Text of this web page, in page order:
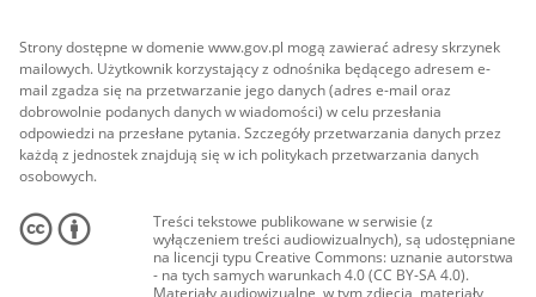
Strony dostępne w domenie www.gov.pl mogą zawierać adresy skrzynek
mailowych. Użytkownik korzystający z odnośnika będącego adresem e-
mail zgadza się na przetwarzanie jego danych (adres e-mail oraz
dobrowolnie podanych danych w wiadomości) w celu przesłania
odpowiedzi na przesłane pytania. Szczegóły przetwarzania danych przez
każdą z jednostek znajdują się w ich politykach przetwarzania danych
osobowych.
Treści tekstowe publikowane w serwisie (z
wyłączeniem treści audiowizualnych), są udostępniane
na licencji typu Creative Commons: uznanie autorstwa
- na tych samych warunkach 4.0 (CC BY-SA 4.0).